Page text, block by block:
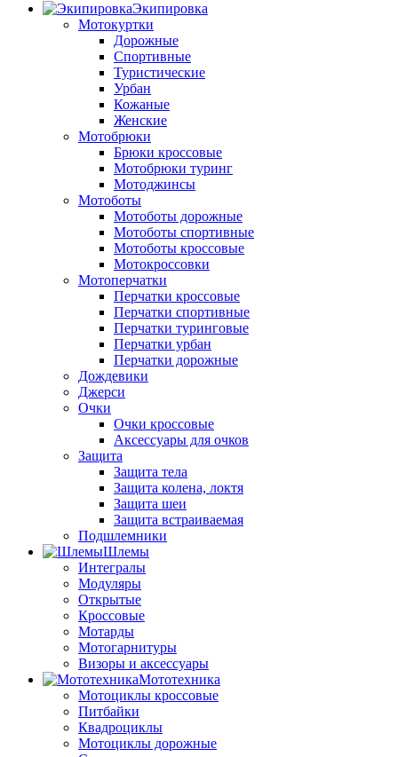
Экипировка
Мотокуртки
Дорожные
Спортивные
Туристические
Урбан
Кожаные
Женские
Мотобрюки
Брюки кроссовые
Мотобрюки туринг
Мотоджинсы
Мотоботы
Мотоботы дорожные
Мотоботы спортивные
Мотоботы кроссовые
Мотокроссовки
Мотоперчатки
Перчатки кроссовые
Перчатки спортивные
Перчатки туринговые
Перчатки урбан
Перчатки дорожные
Дождевики
Джерси
Очки
Очки кроссовые
Аксессуары для очков
Защита
Защита тела
Защита колена, локтя
Защита шеи
Защита встраиваемая
Подшлемники
Шлемы
Интегралы
Модуляры
Открытые
Кроссовые
Мотарды
Мотогарнитуры
Визоры и аксессуары
Мототехника
Мотоциклы кроссовые
Питбайки
Квадроциклы
Мотоциклы дорожные